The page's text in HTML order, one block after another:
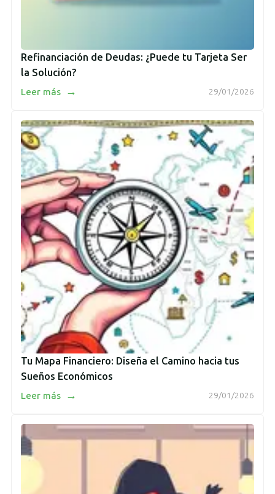
Refinanciación de Deudas: ¿Puede tu Tarjeta Ser
la Solución?
29/01/2026
Leer más →
Tu Mapa Financiero: Diseña el Camino hacia tus
Sueños Económicos
29/01/2026
Leer más →